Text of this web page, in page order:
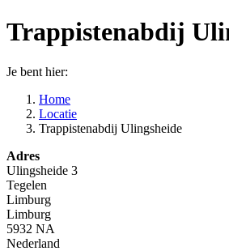
Trappistenabdij
Je bent hier:
Home
Locatie
Trappistenabdij Ulingsheide
Adres
Ulingsheide 3
Tegelen
Limburg
Limburg
5932 NA
Nederland